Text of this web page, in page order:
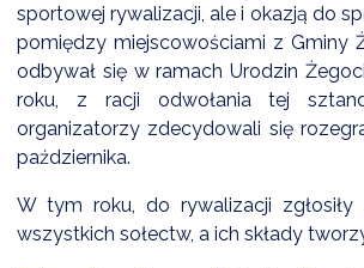
sportowej rywalizacji, ale i okazją do
pomiędzy miejscowościami z Gminy
odbywał się w ramach Urodzin
roku, z racji odwołania tej
organizatorzy zdecydowali się
października.
W tym roku, do rywalizacji zgłosiły
wszystkich sołectw, a ich składy